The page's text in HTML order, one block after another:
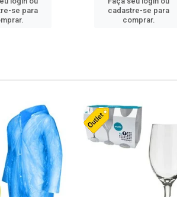
se para
cadastre-se para
comprar.